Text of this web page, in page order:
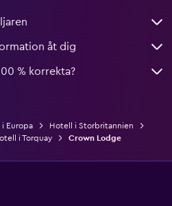
åt dig
% korrekta?
Europa
Hotell i Storbritannien
i Torquay Crown Lodge